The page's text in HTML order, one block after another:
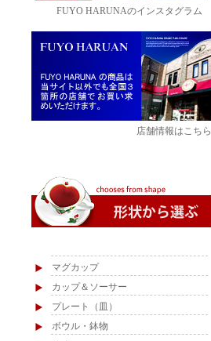
FUYO HARUNAのインスタグラム
店舗情報はこちら
マグカップ
カップ＆ソーサー
プレート（皿）
ボウル・鉢物